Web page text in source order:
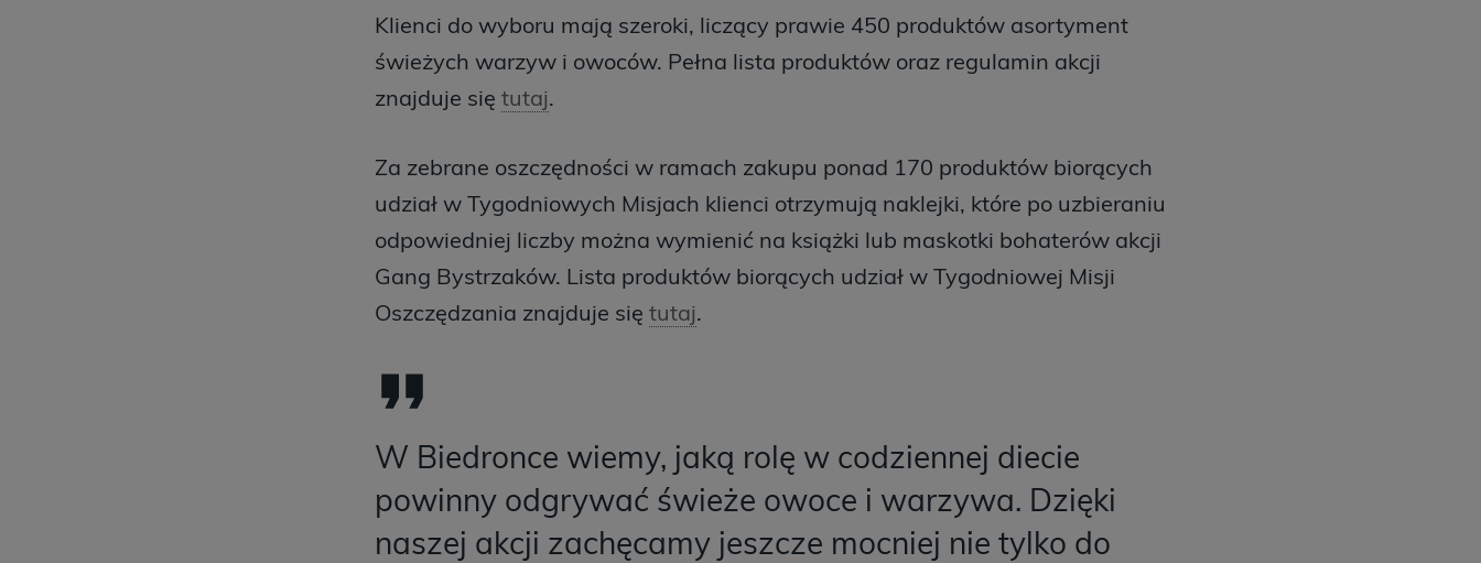
Klienci do wyboru mają szeroki, liczący prawie 450 produktów asortyment
świeżych warzyw i owoców. Pełna lista produktów oraz regulamin akcji
znajduje się tutaj.
Za zebrane oszczędności w ramach zakupu ponad 170 produktów biorących
udział w Tygodniowych Misjach klienci otrzymują naklejki, które po uzbieraniu
odpowiedniej liczby można wymienić na książki lub maskotki bohaterów akcji
Gang Bystrzaków. Lista produktów biorących udział w Tygodniowej Misji
Oszczędzania znajduje się tutaj.
W Biedronce wiemy, jaką rolę w codziennej diecie
powinny odgrywać świeże owoce i warzywa. Dzięki
naszej akcji zachęcamy jeszcze mocniej nie tylko do